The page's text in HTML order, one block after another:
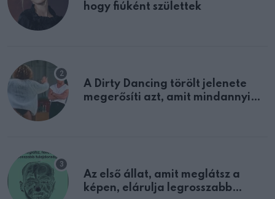
hogy fiúként születtek
A Dirty Dancing törölt jelenete
megerősíti azt, amit mindannyian
Az első állat, amit meglátsz a
képen, elárulja legrosszabb